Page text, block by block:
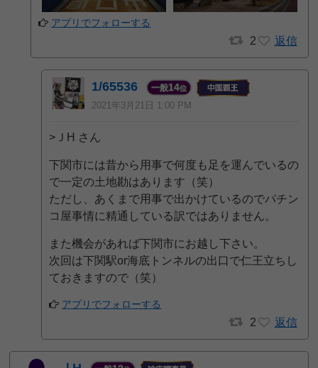
アプリでフォローする
2 返信
1/65536 一般14位
2021年3月21日 1:00 PM
>ＪH さん
下関市には昔から用事で何度も足を運んでいるの
で一定の土地勘はあります（笑）
ただし、あくまで用事で出かけているのでパチン
コ屋事情に精通している訳ではありません。
また機会があれば下関市にお越し下さい。
次回は下関駅or海底トンネルの出口で仁王立ちし
ておきますので（笑）
アプリでフォローする
2 返信